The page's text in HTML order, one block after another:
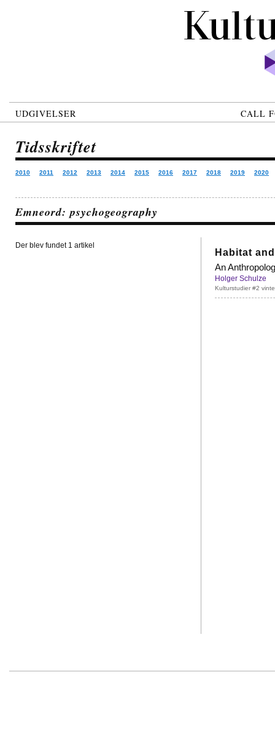
UDGIVELSER CALL
Tidsskriftet
2010 2011 2012 2013 2014 2015 2016 2017 2018 2019 2020
Emneord: psychogeography
Der blev fundet 1 artikel
Habitat
An
Holger Schulze
Kulturstudier #2